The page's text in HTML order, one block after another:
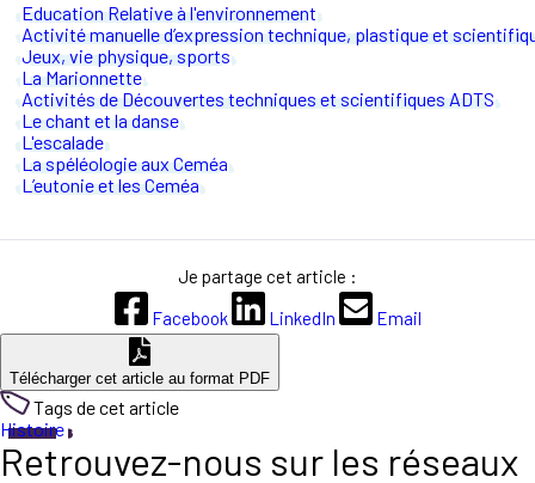
Education Relative à l'environnement
Activité manuelle d’expression technique, plastique et
Jeux, vie physique, sports
La Marionnette
Activités de Découvertes techniques et scientifiques ADTS
Le chant et la danse
L'escalade
La spéléologie aux Ceméa
L’eutonie et les Ceméa
Je partage cet article :
Facebook
LinkedIn Email
Télécharger cet article au format PDF
Tags de cet article
Histoire
Retrouvez-nous sur les réseaux